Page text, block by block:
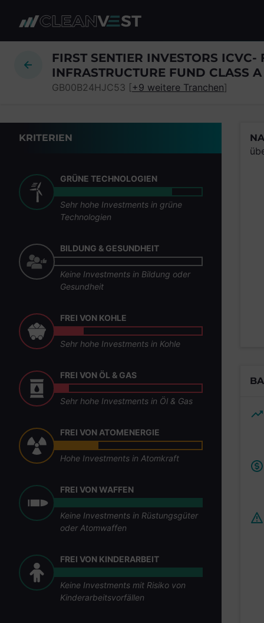
FIRST SENTIER INVESTORS
INFRASTRUCTURE FUND CLASS
GB00B24HJC53 [+9 weitere Tranchen]
KRITERIEN
GRÜNE TECHNOLOGIEN
Sehr hohe Investments in grüne
Technologien
BILDUNG & GESUNDHEIT
Keine Investments in Bildung oder
Gesundheit
FREI VON KOHLE
Sehr hohe Investments in Kohle
FREI VON ÖL & GAS
Sehr hohe Investments in Öl & Gas
FREI VON ATOMENERGIE
Hohe Investments in Atomkraft
FREI VON WAFFEN
Keine Investments in Rüstungsgüter
oder Atomwaffen
FREI VON KINDERARBEIT
Keine Investments mit Risiko von
Kinderarbeitsvorfällen